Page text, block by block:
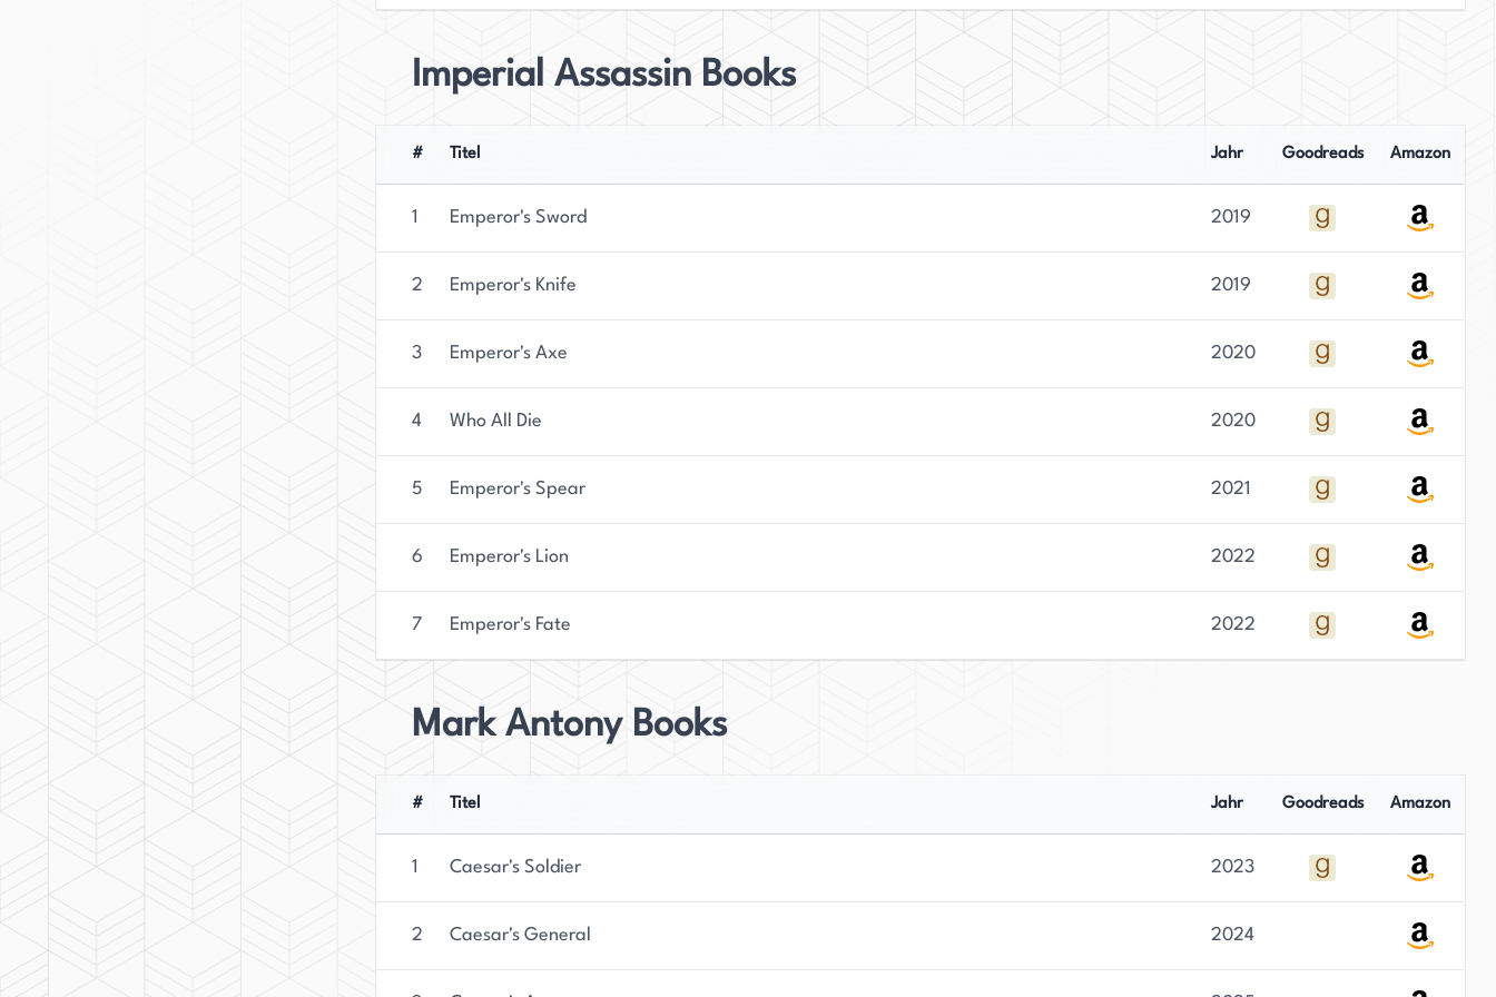
Imperial Assassin Books
# Titel Jahr Goodreads Amazon
1 Emperor's Sword 2019
2 Emperor's Knife 2019
3 Emperor's Axe 2020
4 Who All Die 2020
5 Emperor's Spear 2021
6 Emperor's Lion 2022
7 Emperor's Fate 2022
Mark Antony Books
# Titel Jahr Goodreads Amazon
1 Caesar's Soldier 2023
2 Caesar's General 2024